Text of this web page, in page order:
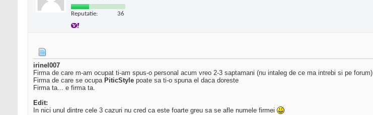
Reputatie: 36
irinel007
Firma de care m-am ocupat ti-am spus-o personal acum vreo 2-3 saptamani (nu intaleg de ce ma intrebi si pe forum)
Firma de care se ocupa PiticStyle poate sa ti-o spuna el daca doreste
Firma ta... e firma ta.
Edit:
In nici unul dintre cele 3 cazuri nu cred ca este foarte greu sa se afle numele firmei